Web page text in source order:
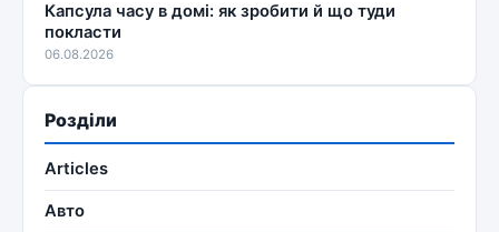
Капсула часу в домі: як зробити й що туди
покласти
06.08.2026
Розділи
Articles
Авто